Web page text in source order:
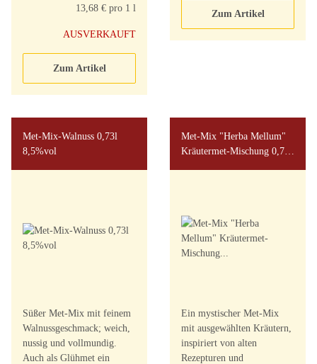
13,68 € pro 1 l
AUSVERKAUFT
Zum Artikel
Zum Artikel
Met-Mix-Walnuss 0,73l
8,5%vol
Süßer Met-Mix mit feinem
Walnussgeschmack; weich,
nussig und vollmundig.
Auch als Glühmet ein
Met-Mix "Herba Mellum"
Kräutermet-Mischung 0,73l
Ein mystischer Met-Mix
mit ausgewählten Kräutern,
inspiriert von alten
Rezepturen und